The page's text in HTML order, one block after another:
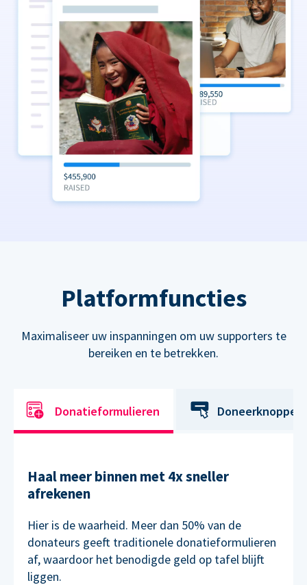
Platformfuncties
Maximaliseer uw inspanningen om uw supporters te
bereiken en te betrekken.
Donatieformulieren Doneerknoppen
Haal meer binnen met 4x sneller
afrekenen
Hier is de waarheid. Meer dan 50% van de
donateurs geeft traditionele donatieformulieren
af, waardoor het benodigde geld op tafel blijft
liggen.